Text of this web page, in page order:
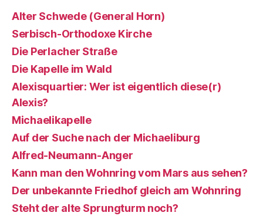
Alter Schwede (General Horn)
Serbisch-Orthodoxe Kirche
Die Perlacher Straße
Die Kapelle im Wald
Alexisquartier: Wer ist eigentlich diese(r)
Alexis?
Michaelikapelle
Auf der Suche nach der Michaeliburg
Alfred-Neumann-Anger
Kann man den Wohnring vom Mars aus sehen?
Der unbekannte Friedhof gleich am Wohnring
Steht der alte Sprungturm noch?